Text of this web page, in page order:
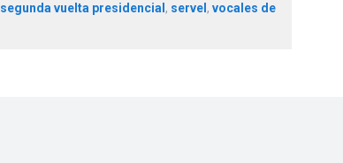
segunda vuelta presidencial , servel , vocales de